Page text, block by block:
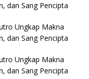
dan Sang Pencipta
Ungkap Makna
dan Sang Pencipta
Ungkap Makna
dan Sang Pencipta